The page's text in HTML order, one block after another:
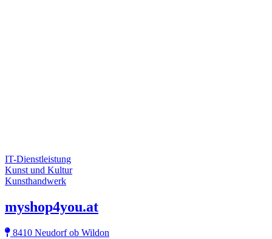
IT-Dienstleistung
Kunst und Kultur
Kunsthandwerk
myshop4you.at
8410 Neudorf ob Wildon